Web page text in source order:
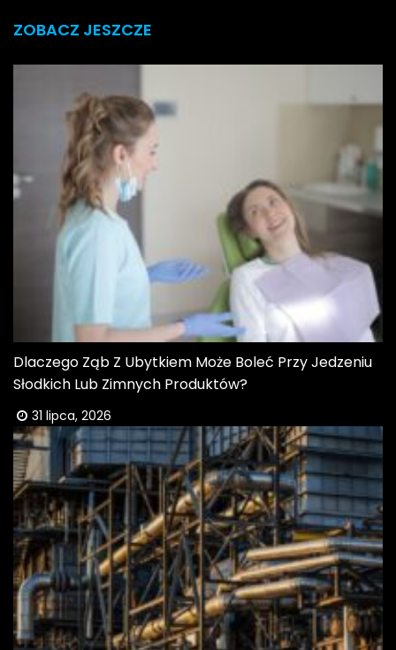
ZOBACZ JESZCZE
Dlaczego Ząb Z Ubytkiem Może Boleć Przy Jedzeniu
Słodkich Lub Zimnych Produktów?
31 lipca, 2026